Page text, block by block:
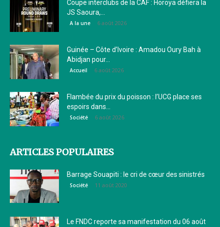
Coupe interclubs de la CAF : Horoya défiera la
JS Saoura,...
A la une 6 août 2026
Guinée – Côte d’Ivoire : Amadou Oury Bah à
Abidjan pour...
Accueil 6 août 2026
Flambée du prix du poisson : l’UCG place ses
espoirs dans...
Société 6 août 2026
ARTICLES POPULAIRES
Barrage Souapiti : le cri de cœur des sinistrés
Société 11 août 2020
Le FNDC reporte sa manifestation du 06 août